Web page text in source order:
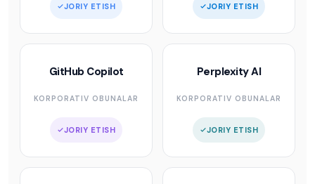
JORIY ETISH JORIY ETISH
GitHub Copilot
KORPORATIV OBUNALAR
JORIY ETISH
Perplexity AI
KORPORATIV OBUNALAR
JORIY ETISH